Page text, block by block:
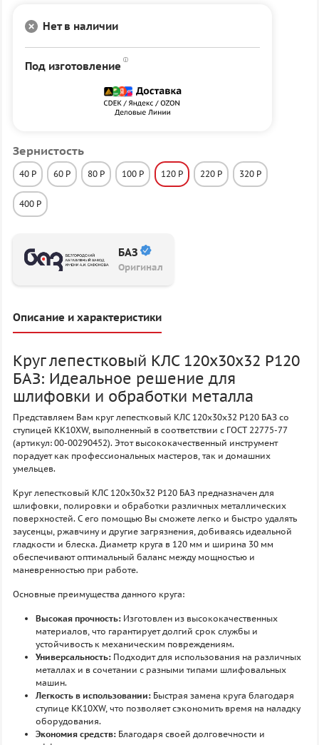
Зернистость
40 P 60 P 80 P 100 P 120 P 220 P 320 P
400 P
БАЗ
Оригинал
Нет в наличии
Под изготовление
Описание и характеристики
Круг лепестковый КЛС 120х30х32 P120
БАЗ: Идеальное решение для
шлифовки и обработки металла
Представляем Вам круг лепестковый КЛС 120х30х32 P120 БАЗ со
ступицей KK10XW, выполненный в соответствии с ГОСТ 22775-77
(артикул: 00-00290452). Этот высококачественный инструмент
порадует как профессиональных мастеров, так и домашних
умельцев.
Круг лепестковый КЛС 120х30х32 P120 БАЗ предназначен для
шлифовки, полировки и обработки различных металлических
поверхностей. С его помощью Вы сможете легко и быстро удалять
заусенцы, ржавчину и другие загрязнения, добиваясь идеальной
гладкости и блеска. Диаметр круга в 120 мм и ширина 30 мм
обеспечивают оптимальный баланс между мощностью и
маневренностью при работе.
Основные преимущества данного круга:
Высокая прочность: Изготовлен из высококачественных
материалов, что гарантирует долгий срок службы и
устойчивость к механическим повреждениям.
Универсальность: Подходит для использования на различных
металлах и в сочетании с разными типами шлифовальных
машин.
Легкость в использовании: Быстрая замена круга благодаря
ступице KK10XW, что позволяет сэкономить время на наладку
оборудования.
Экономия средств: Благодаря своей долговечности и